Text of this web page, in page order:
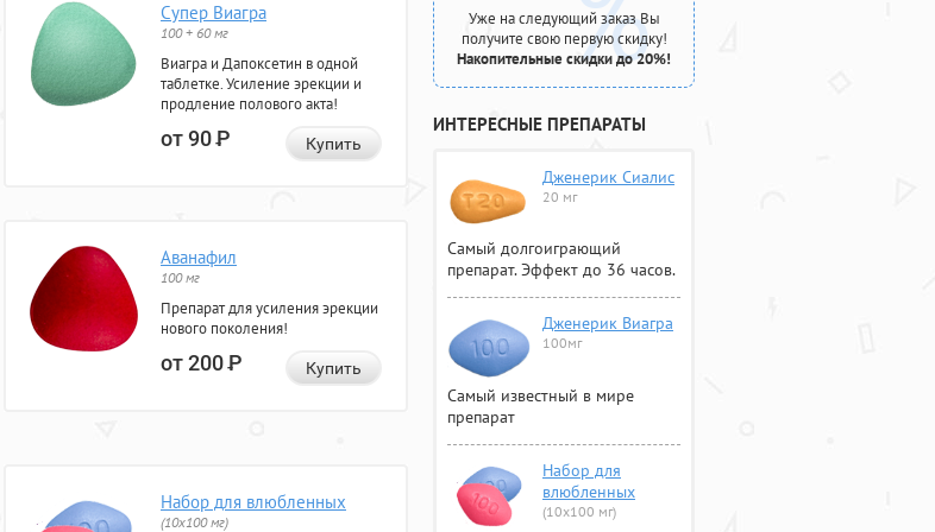
Супер Виагра
100 + 60 мг
Виагра и Дапоксетин в одной
таблетке. Усиление эрекции и
продление полового акта!
от 90Р Купить
Аванафил
100 мг
Препарат для усиления эрекции
нового поколения!
от 200Р Купить
Набор для влюбленных
(10х100 мг)
Уже на следующий заказ Вы
получите свою первую скидку!
Накопительные скидки до 20%!
ИНТЕРЕСНЫЕ ПРЕПАРАТЫ
Дженерик Сиалис
20 мг
Самый долгоиграющий
препарат. Эффект до 36 часов.
Дженерик Виагра
100мг
Самый известный в мире
препарат
Набор для
влюбленных
(10х100 мг)